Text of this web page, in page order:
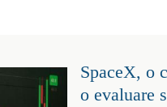
SpaceX, o
o evaluare